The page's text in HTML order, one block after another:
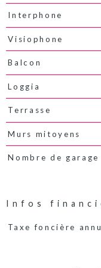
Interphone
Visiophone
Balcon
Loggia
Terrasse
Murs mitoyens
Nombre de garage
Infos
Caractéristiques Valeurs
Taxe foncière